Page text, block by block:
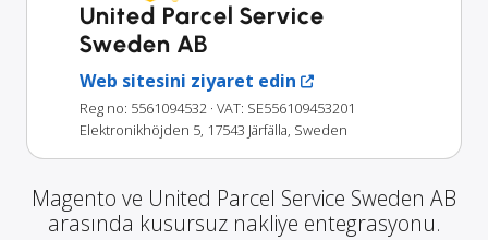
United Parcel Service
Sweden AB
Web sitesini ziyaret edin
Reg no: 5561094532 · VAT: SE556109453201
Elektronikhöjden 5, 17543 Järfälla, Sweden
Magento ve United Parcel Service Sweden AB
arasında kusursuz nakliye entegrasyonu.